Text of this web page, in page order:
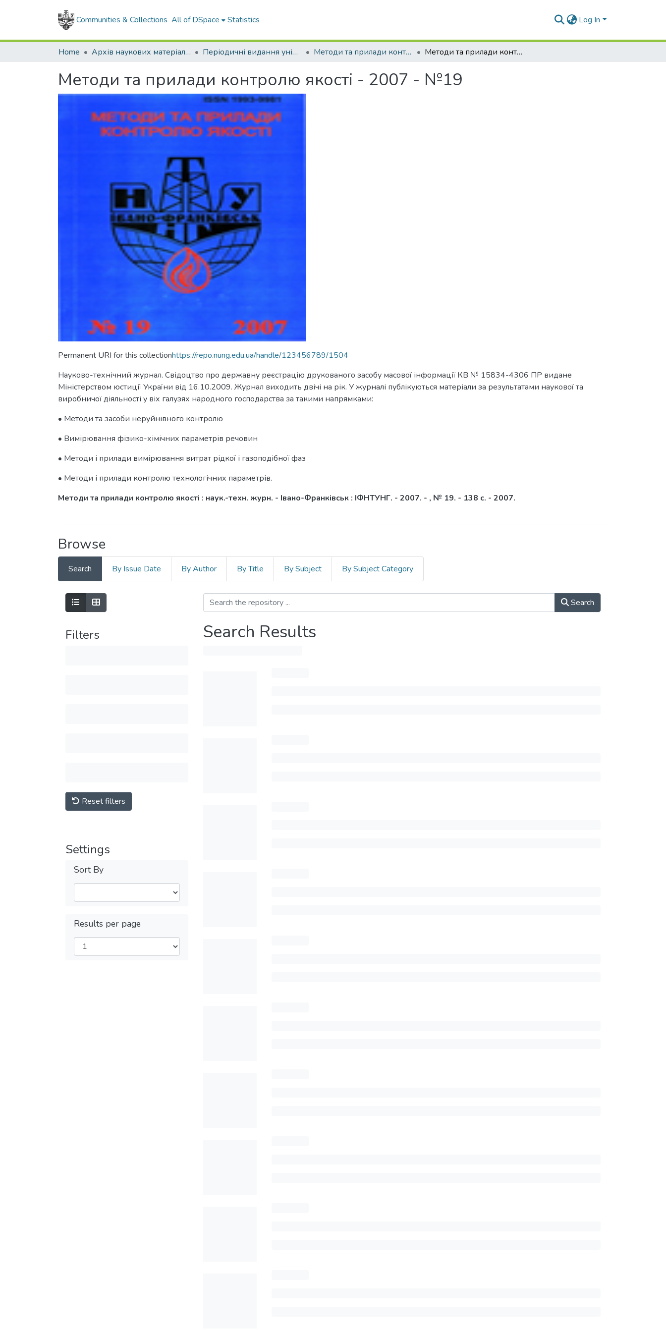
Communities & Collections All of DSpace Statistics Log In
Home Архів наукових матеріалів Періодичні видання університету Методи та прилади контролю якості Методи та прилади контролю якості - 2007 - №19
Методи та прилади контролю якості - 2007 - №19
Permanent URI for this collectionhttps://repo.nung.edu.ua/handle/123456789/1504
Науково-технічний журнал. Свідоцтво про державну реєстрацію друкованого засобу масової інформації КВ № 15834-4306 ПР видане
Міністерством юстиції України від 16.10.2009. Журнал виходить двічі на рік. У журналі публікуються матеріали за результатами наукової та
виробничої діяльності у віх галузях народного господарства за такими напрямками:
• Методи та засоби неруйнівного контролю
• Вимірювання фізико-хімічних параметрів речовин
• Методи і прилади вимірювання витрат рідкої і газоподібної фаз
• Методи і прилади контролю технологічних параметрів.
Методи та прилади контролю якості : наук.-техн. журн. - Івано-Франківськ : ІФНТУНГ. - 2007. - , № 19. - 138 с. - 2007.
Browse
Search By Issue Date By Author By Title By Subject By Subject Category
Filters
Reset filters
Settings
Sort By
Results per page
Search
Search Results